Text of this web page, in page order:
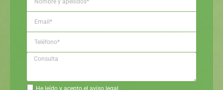
He leído y acepto el aviso legal